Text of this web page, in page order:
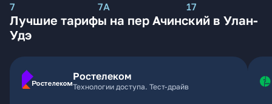
7
7А 17
Лучшие тарифы на пер Ачинский в Улан-
Удэ
Ростелеком
Технологии доступа. Тест-драйв